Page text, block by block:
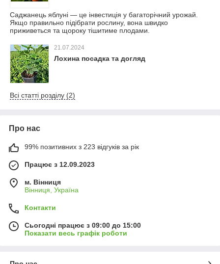
Саджанець яблуні — це інвестиція у багаторічний урожай.
Якщо правильно підібрати рослину, вона швидко
приживеться та щороку тішитиме плодами.
21.07.2024
Лохина посадка та догляд
Всі статті розділу (2)
Про нас
99% позитивних з 223 відгуків за рік
Працює з 12.09.2023
м. Вінниця
Вінниця, Україна
Контакти
Сьогодні працює з 09:00 до 15:00
Показати весь графік роботи